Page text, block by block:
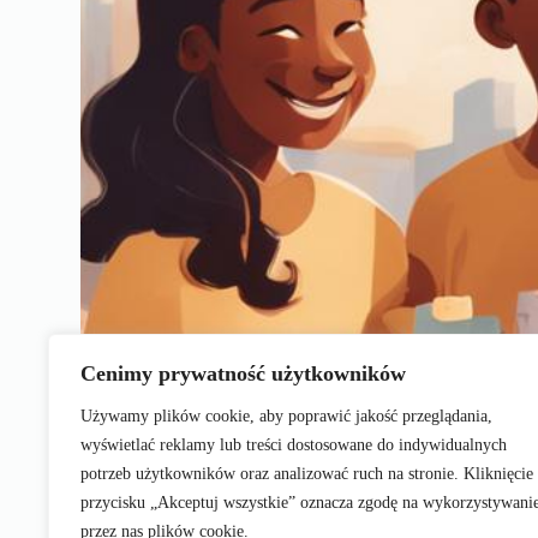
Cenimy prywatność użytkowników
Używamy plików cookie, aby poprawić jakość przeglądania,
wyświetlać reklamy lub treści dostosowane do indywidualnych
potrzeb użytkowników oraz analizować ruch na stronie. Kliknięcie
przycisku „Akceptuj wszystkie” oznacza zgodę na
przez nas plików cookie.